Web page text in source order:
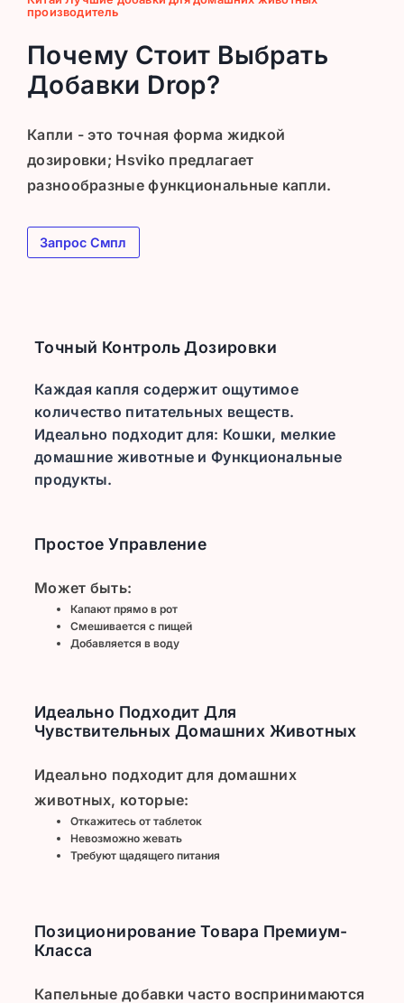
производитель
Почему Стоит Выбрать
Добавки Drop?
Капли - это точная форма жидкой
дозировки; Hsviko предлагает
разнообразные функциональные капли.
Запрос Смпл
Точный Контроль Дозировки
Каждая капля содержит ощутимое
количество питательных веществ.
Идеально подходит для: Кошки, мелкие
домашние животные и Функциональные
продукты.
Простое Управление
Может быть:
Капают прямо в рот
Смешивается с пищей
Добавляется в воду
Идеально Подходит Для
Чувствительных Домашних Животных
Идеально подходит для домашних
животных, которые:
Откажитесь от таблеток
Невозможно жевать
Требуют щадящего питания
Позиционирование Товара Премиум-
Класса
Капельные добавки часто воспринимаются